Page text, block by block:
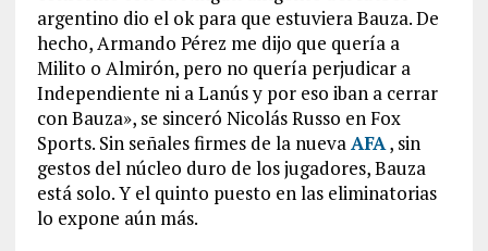
argentino dio el ok para que estuviera Bauza. De
hecho, Armando Pérez me dijo que quería a
Milito o Almirón, pero no quería perjudicar a
Independiente ni a Lanús y por eso iban a cerrar
con Bauza», se sinceró Nicolás Russo en Fox
Sports. Sin señales firmes de la nuevaAFA, sin
gestos del núcleo duro de los jugadores, Bauza
está solo. Y el quinto puesto en las eliminatorias
lo expone aún más.